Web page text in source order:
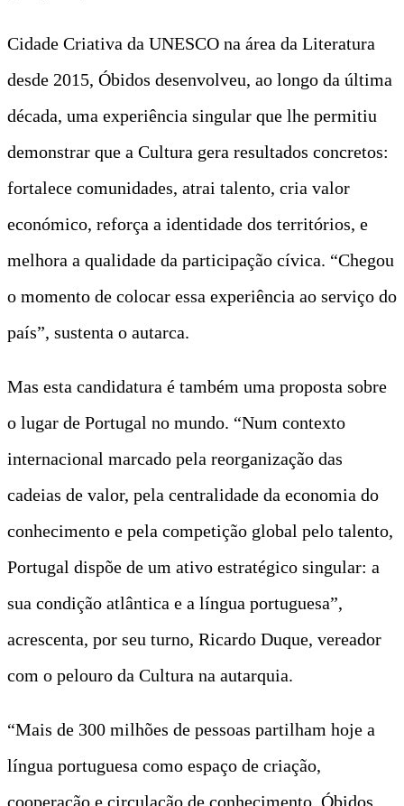
Cidade Criativa da UNESCO na área da Literatura
desde 2015, Óbidos desenvolveu, ao longo da última
década, uma experiência singular que lhe permitiu
demonstrar que a Cultura gera resultados concretos:
fortalece comunidades, atrai talento, cria valor
económico, reforça a identidade dos territórios, e
melhora a qualidade da participação cívica. “Chegou
o momento de colocar essa experiência ao serviço do
país”, sustenta o autarca.
Mas esta candidatura é também uma proposta sobre
o lugar de Portugal no mundo. “Num contexto
internacional marcado pela reorganização das
cadeias de valor, pela centralidade da economia do
conhecimento e pela competição global pelo talento,
Portugal dispõe de um ativo estratégico singular: a
sua condição atlântica e a língua portuguesa”,
acrescenta, por seu turno, Ricardo Duque, vereador
com o pelouro da Cultura na autarquia.
“Mais de 300 milhões de pessoas partilham hoje a
língua portuguesa como espaço de criação,
cooperação e circulação de conhecimento. Óbidos